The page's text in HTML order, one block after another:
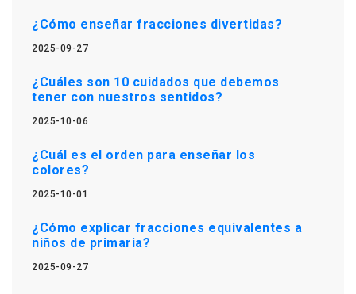
¿Cómo enseñar fracciones divertidas?
2025-09-27
¿Cuáles son 10 cuidados que debemos
tener con nuestros sentidos?
2025-10-06
¿Cuál es el orden para enseñar los
colores?
2025-10-01
¿Cómo explicar fracciones equivalentes a
niños de primaria?
2025-09-27